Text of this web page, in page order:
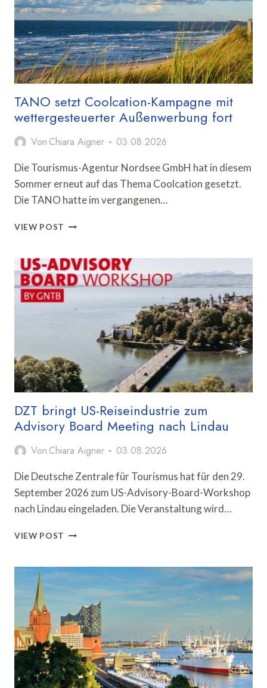
CORONA-
NIVEAU
UM
MEHR
ALS
80
PROZENT
TANO setzt Coolcation-Kampagne mit
wettergesteuerter Außenwerbung fort
Von Chiara Aigner 03.08.2026
Die Tourismus-Agentur Nordsee GmbH hat in diesem
Sommer erneut auf das Thema Coolcation gesetzt.
Die TANO hatte im vergangenen…
VIEW POST TANO
KAMPAGNE
MIT
WETTERGESTEUERTER
AUSSENWERBUNG F
ORT
DZT bringt US-Reiseindustrie zum
Advisory Board Meeting nach Lindau
Von Chiara Aigner 03.08.2026
Die Deutsche Zentrale für Tourismus hat für den 29.
September 2026 zum US-Advisory-Board-Workshop
nach Lindau eingeladen. Die Veranstaltung wird…
VIEW POST DZT
REISEINDUSTRIE
ZUM
ADVISORY
BOARD
MEETING
NACH
LINDAU